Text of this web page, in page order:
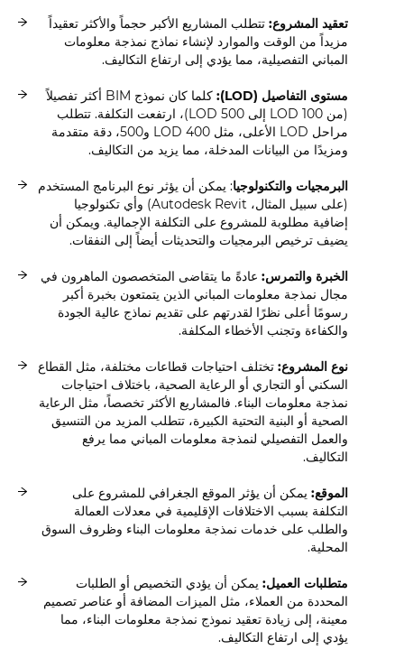
تعقيد المشروع: تتطلب المشاريع الأكبر حجماً والأكثر تعقيداً
مزيداً من الوقت والموارد لإنشاء نماذج نمذجة معلومات
المباني التفصيلية، مما يؤدي إلى ارتفاع التكاليف.
مستوى التفاصيل (LOD):
كلما كان نموذج BIM أكثر تفصيلاً
(من LOD 100 إلى LOD 500)، ارتفعت التكلفة. تتطلب
مراحل LOD الأعلى، مثل LOD 400 و500، دقة متقدمة
ومزيدًا من البيانات المدخلة، مما يزيد من التكاليف.
البرمجيات والتكنولوجيا: يمكن أن يؤثر نوع البرنامج المستخدم
(على سبيل المثال، Autodesk Revit) وأي تكنولوجيا
إضافية مطلوبة للمشروع على التكلفة الإجمالية. ويمكن أن
يضيف ترخيص البرمجيات والتحديثات أيضاً إلى النفقات.
الخبرة والتمرس: عادةً ما يتقاضى المتخصصون الماهرون في
مجال نمذجة معلومات المباني الذين يتمتعون بخبرة أكبر
رسومًا أعلى نظرًا لقدرتهم على تقديم نماذج عالية الجودة
والكفاءة وتجنب الأخطاء المكلفة.
نوع المشروع: تختلف احتياجات قطاعات مختلفة، مثل القطاع
السكني أو التجاري أو الرعاية الصحية، باختلاف احتياجات
نمذجة معلومات البناء. فالمشاريع الأكثر تخصصاً، مثل الرعاية
الصحية أو البنية التحتية الكبيرة، تتطلب المزيد من التنسيق
والعمل التفصيلي لنمذجة معلومات المباني مما يرفع
التكاليف.
الموقع: يمكن أن يؤثر الموقع الجغرافي للمشروع على
التكلفة بسبب الاختلافات الإقليمية في معدلات العمالة
والطلب على خدمات نمذجة معلومات البناء وظروف السوق
المحلية.
متطلبات العميل: يمكن أن يؤدي التخصيص أو الطلبات
المحددة من العملاء، مثل الميزات المضافة أو عناصر تصميم
معينة، إلى زيادة تعقيد نموذج نمذجة معلومات البناء، مما
يؤدي إلى ارتفاع التكاليف.